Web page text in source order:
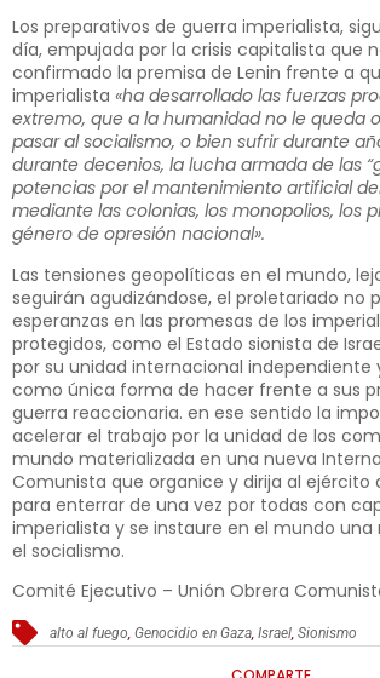
Los preparativos de guerra imperialista,
día, empujada por la crisis capitalista que
confirmado la premisa de Lenin frente a
imperialista «ha desarrollado las fuerzas
extremo, que a la humanidad no le queda
pasar al socialismo, o bien sufrir durante
durante decenios, la lucha armada de las
potencias por el mantenimiento artificial
mediante las colonias, los monopolios, los
género de opresión nacional».
Las tensiones geopolíticas en el mundo,
seguirán agudizándose, el proletariado no
esperanzas en las promesas de los
protegidos, como el Estado sionista de
por su unidad internacional independiente
como única forma de hacer frente a sus
guerra reaccionaria. en ese sentido la
acelerar el trabajo por la unidad de los
mundo materializada en una nueva
Comunista que organice y dirija al ejército
para enterrar de una vez por todas con
imperialista y se instaure en el mundo una
el socialismo.
Comité Ejecutivo – Unión Obrera
alto al fuego,Genocidio en Gaza,Israel,Sionismo